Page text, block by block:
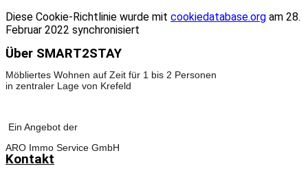
Diese Cookie-Richtlinie wurde mit cookiedatabase.org am 28.
Februar 2022 synchronisiert
Über SMART2STAY
Möbliertes Wohnen auf Zeit für 1 bis 2 Personen
in zentraler Lage von Krefeld
Ein Angebot der
ARO Immo Service GmbH
Kontakt